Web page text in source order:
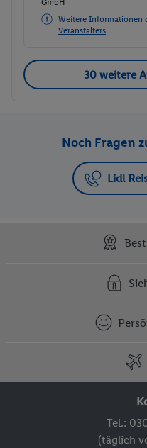
GmbH
Weitere Informationen
Veranstalters
30 weitere
Noch Fragen
Lidl
Tel.:
(täglich